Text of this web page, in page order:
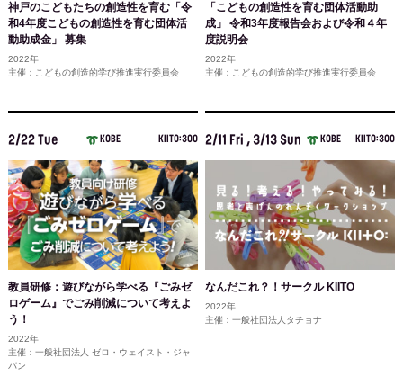
神戸のこどもたちの創造性を育む「令
和4年度こどもの創造性を育む団体活
動助成金」 募集
2022年
主催：こどもの創造的学び推進実行委員会
「こどもの創造性を育む団体活動助
成」 令和3年度報告会および令和４年
度説明会
2022年
主催：こどもの創造的学び推進実行委員会
2/22 Tue KOBE KIITO:300
教員研修：遊びながら学べる『ごみゼ
ロゲーム』でごみ削減について考えよ
う！
2022年
主催：一般社団法人 ゼロ・ウェイスト・ジャ
パン
2/11 Fri , 3/13 Sun KOBE KIITO:300
なんだこれ？！サークル KIITO
2022年
主催：一般社団法人タチョナ